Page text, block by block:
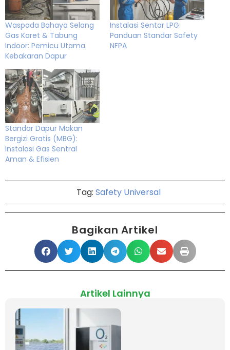
Waspada Bahaya Selang
Gas Karet & Tabung
Indoor: Pemicu Utama
Kebakaran Dapur
Instalasi Sentar LPG:
Panduan Standar Safety
NFPA
Standar Dapur Makan
Bergizi Gratis (MBG):
Instalasi Gas Sentral
Aman & Efisien
Tag: Safety Universal
Bagikan Artikel
Artikel Lainnya